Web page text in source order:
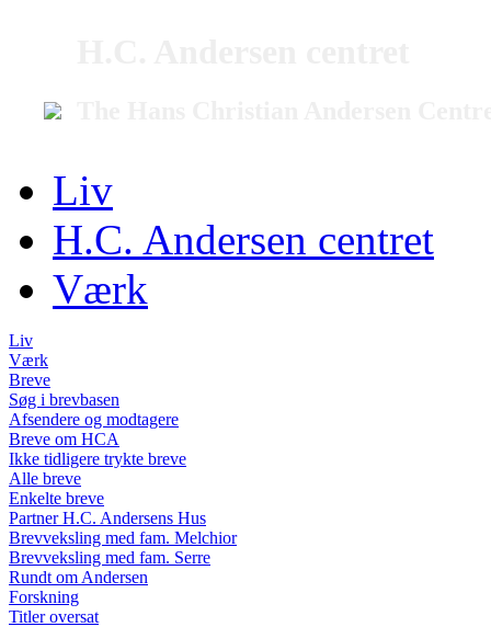
Liv
H.C. Andersen centret
Værk
Liv
Værk
Breve
Søg i brevbasen
Afsendere og modtagere
Breve om HCA
Ikke tidligere trykte breve
Alle breve
Enkelte breve
Partner H.C. Andersens Hus
Brevveksling med fam. Melchior
Brevveksling med fam. Serre
Rundt om Andersen
Forskning
Titler oversat